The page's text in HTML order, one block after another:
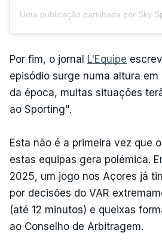
Por fim, o jornal L'Equipe
episódio surge numa altura
da época, muitas situações
ao Sporting".
Esta não é a primeira vez que
estas equipas gera polémica.
2025, um jogo nos Açores já
por decisões do VAR
(até 12 minutos) e queixas
ao Conselho de Arbitragem.